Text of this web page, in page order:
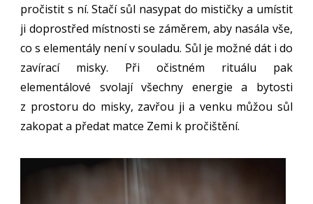
pročistit s ní. Stačí sůl nasypat do mističky a umístit
ji doprostřed místnosti se záměrem, aby nasála vše,
co s elementály není v souladu. Sůl je možné dát i do
zavírací misky. Při očistném rituálu pak
elementálové svolají všechny energie a bytosti
z prostoru do misky, zavřou ji a venku můžou sůl
zakopat a předat matce Zemi k pročištění.